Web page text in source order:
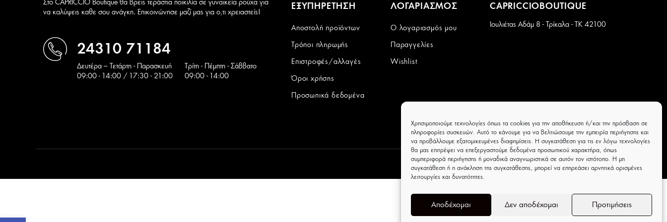
Χρησιμοποιούμε τεχνολογίες όπως τα cookies για την αποθήκευση ή/και την πρόσβαση σε
πληροφορίες συσκευών. Αυτό το κάνουμε για να βελτιώσουμε την εμπειρία περιήγησης και
να προβάλλουμε εξατομικευμένες διαφημίσεις. Η συγκατάθεση για τις εν λόγω τεχνολογίες
θα μας επιτρέψει να επεξεργαστούμε δεδομένα προσωπικού χαρακτήρα, όπως
συμπεριφορά περιήγησης ή μοναδικά αναγνωριστικά σε αυτόν τον ιστότοπο. Η μη
συγκατάθεση ή η ανάκληση της συγκατάθεσης, μπορεί να επηρεάσει αρνητικά ορισμένες
λειτουργίες και δυνατότητες.
Αποδέχομαι Δεν αποδέχομαι Προτιμήσεις
Στο CAPRICCIO Boutique θα βρεις τεράστια ποικιλία σε γυναικεία ρούχα για
να καλύψεις καθε σου ανάγκη. Επικοινώνησε μαζί μας για ο,τι χρειαστείς!
24310 71184
Δευτέρα – Τετάρτη - Παρασκευή
09:00 - 14:00 / 17:30 - 21:00
Tρίτη - Πέμπτη - Σάββατο
09:00 - 14:00
ΕΞΥΠΗΡΕΤΗΣΗ
Αποστολή προϊόντων
Τρόποι πληρωμής
Επιστροφές/αλλαγές
Όροι χρήσης
Προσωπικά δεδομένα
ΛΟΓΑΡΙΑΣΜΟΣ
Ο λογαριασμός μου
Παραγγελίες
Wishlist
CAPRICCIOBOUTIQUE
Ιουλιέτας Αδάμ 8 - Τρίκαλα - ΤΚ 42100